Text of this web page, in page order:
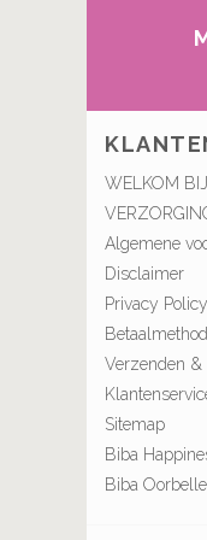
WELKOM
Algemene
Disclaimer
Privacy Policy
Verzenden &
Sitemap
Biba
Biba